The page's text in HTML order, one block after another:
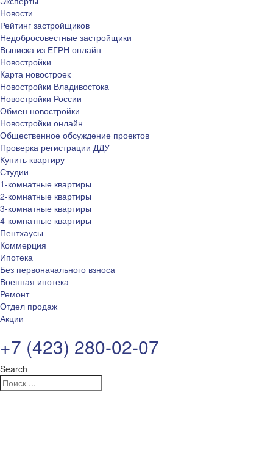
Новости
Рейтинг застройщиков
Недобросовестные застройщики
Выписка из ЕГРН онлайн
Новостройки
Карта новостроек
Новостройки Владивостока
Новостройки России
Обмен новостройки
Новостройки онлайн
Общественное обсуждение проектов
Проверка регистрации ДДУ
Купить квартиру
Студии
1-комнатные квартиры
2-комнатные квартиры
3-комнатные квартиры
4-комнатные квартиры
Пентхаусы
Коммерция
Ипотека
Без первоначального взноса
Военная ипотека
Ремонт
Отдел продаж
Акции
+7 (423) 280-02-07
Search